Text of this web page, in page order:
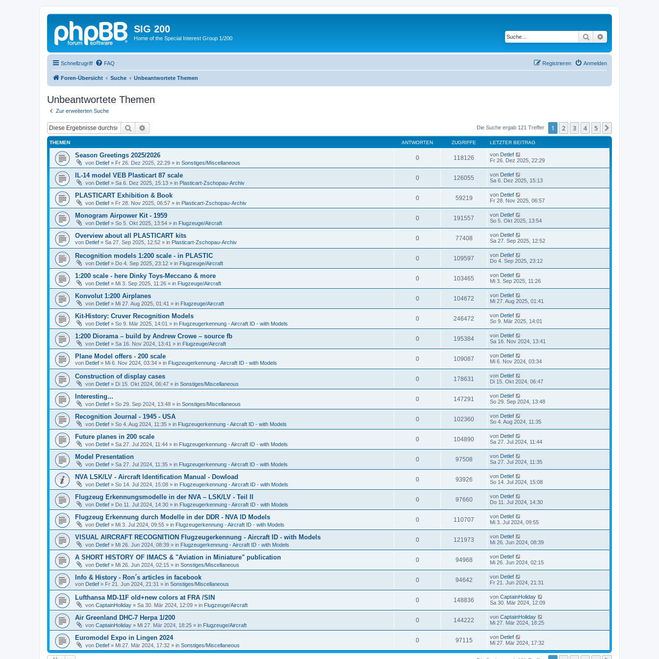
SIG 200
Home of the Special Interest Group 1/200 Suche
Schnellzugriff FAQ Anmelden
Registrieren
Foren-Übersicht Suche Unbeantwortete Themen
Unbeantwortete Themen
Zur erweiterten Suche
Suche Die Suche ergab 121 Treffer 1 2 3 4 5
THEMEN ANTWORTEN ZUGRIFFE LETZTER BEITRAG
Season Greetings 2025/2026
von Detlef » Fr 26. Dez 2025, 22:29 » in Sonstiges/Miscellaneous
0 118126 von Detlef
Fr 26. Dez 2025, 22:29
IL-14 model VEB Plasticart 87 scale
von Detlef » Sa 6. Dez 2025, 15:13 » in Plasticart-Zschopau-Archiv
0 126055 von Detlef
Sa 6. Dez 2025, 15:13
PLASTICART Exhibition & Book
von Detlef » Fr 28. Nov 2025, 06:57 » in Plasticart-Zschopau-Archiv
0 59219 von Detlef
Fr 28. Nov 2025, 06:57
Monogram Airpower Kit - 1959
von Detlef » So 5. Okt 2025, 13:54 » in Flugzeuge/Aircraft
0 191557 von Detlef
So 5. Okt 2025, 13:54
Overview about all PLASTICART kits
von Detlef » Sa 27. Sep 2025, 12:52 » in Plasticart-Zschopau-Archiv
0 77408 von Detlef
Sa 27. Sep 2025, 12:52
Recognition models 1:200 scale - in PLASTIC
von Detlef » Do 4. Sep 2025, 23:12 » in Flugzeuge/Aircraft
0 109597 von Detlef
Do 4. Sep 2025, 23:12
1:200 scale - here Dinky Toys-Meccano & more
von Detlef » Mi 3. Sep 2025, 11:26 » in Flugzeuge/Aircraft
0 103465 von Detlef
Mi 3. Sep 2025, 11:26
Konvolut 1:200 Airplanes
von Detlef » Mi 27. Aug 2025, 01:41 » in Flugzeuge/Aircraft
0 104672 von Detlef
Mi 27. Aug 2025, 01:41
Kit-History: Cruver Recognition Models
von Detlef » So 9. Mär 2025, 14:01 » in Flugzeugerkennung - Aircraft ID - with Models
0 246472 von Detlef
So 9. Mär 2025, 14:01
1:200 Diorama – build by Andrew Crowe – source fb
von Detlef » Sa 16. Nov 2024, 13:41 » in Flugzeuge/Aircraft
0 195384 von Detlef
Sa 16. Nov 2024, 13:41
Plane Model offers - 200 scale
von Detlef » Mi 6. Nov 2024, 03:34 » in Flugzeugerkennung - Aircraft ID - with Models
0 109087 von Detlef
Mi 6. Nov 2024, 03:34
Construction of display cases
von Detlef » Di 15. Okt 2024, 06:47 » in Sonstiges/Miscellaneous
0 178631 von Detlef
Di 15. Okt 2024, 06:47
Interesting...
von Detlef » So 29. Sep 2024, 13:48 » in Sonstiges/Miscellaneous
0 147291 von Detlef
So 29. Sep 2024, 13:48
Recognition Journal - 1945 - USA
von Detlef » So 4. Aug 2024, 11:35 » in Flugzeugerkennung - Aircraft ID - with Models
0 102360 von Detlef
So 4. Aug 2024, 11:35
Future planes in 200 scale
von Detlef » Sa 27. Jul 2024, 11:44 » in Flugzeugerkennung - Aircraft ID - with Models
0 104890 von Detlef
Sa 27. Jul 2024, 11:44
Model Presentation
von Detlef » Sa 27. Jul 2024, 11:35 » in Flugzeugerkennung - Aircraft ID - with Models
0 97508 von Detlef
Sa 27. Jul 2024, 11:35
NVA LSK/LV - Aircraft Identification Manual - Dowload
von Detlef » So 14. Jul 2024, 15:08 » in Flugzeugerkennung - Aircraft ID - with Models
0 93926 von Detlef
So 14. Jul 2024, 15:08
Flugzeug Erkennungsmodelle in der NVA – LSK/LV - Teil II
von Detlef » Do 11. Jul 2024, 14:30 » in Flugzeugerkennung - Aircraft ID - with Models
0 97660 von Detlef
Do 11. Jul 2024, 14:30
Flugzeug Erkennung durch Modelle in der DDR - NVA ID Models
von Detlef » Mi 3. Jul 2024, 09:55 » in Flugzeugerkennung - Aircraft ID - with Models
0 110707 von Detlef
Mi 3. Jul 2024, 09:55
VISUAL AIRCRAFT RECOGNITION Flugzeugerkennung - Aircraft ID - with Models
von Detlef » Mi 26. Jun 2024, 08:39 » in Flugzeugerkennung - Aircraft ID - with Models
0 121973 von Detlef
Mi 26. Jun 2024, 08:39
A SHORT HISTORY OF IMACS & "Aviation in Miniature" publication
von Detlef » Mi 26. Jun 2024, 02:15 » in Sonstiges/Miscellaneous
0 94968 von Detlef
Mi 26. Jun 2024, 02:15
Info & History - Ron´s articles in facebook
von Detlef » Fr 21. Jun 2024, 21:31 » in Sonstiges/Miscellaneous
0 94642 von Detlef
Fr 21. Jun 2024, 21:31
Lufthansa MD-11F old+new colors at FRA /SIN
von CaptainHoliday » Sa 30. Mär 2024, 12:09 » in Flugzeuge/Aircraft
0 148836 von CaptainHoliday
Sa 30. Mär 2024, 12:09
Air Greenland DHC-7 Herpa 1/200
von CaptainHoliday » Mi 27. Mär 2024, 18:25 » in Flugzeuge/Aircraft
0 144222 von CaptainHoliday
Mi 27. Mär 2024, 18:25
Euromodel Expo in Lingen 2024
von Detlef » Mi 27. Mär 2024, 17:32 » in Sonstiges/Miscellaneous
0 97115 von Detlef
Mi 27. Mär 2024, 17:32